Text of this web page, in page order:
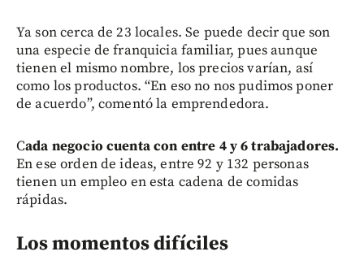
Ya son cerca de 23 locales. Se puede decir que son
una especie de franquicia familiar, pues aunque
tienen el mismo nombre, los precios varían, así
como los productos. “En eso no nos pudimos poner
de acuerdo”, comentó la emprendedora.
Cada negocio cuenta con entre 4 y 6 trabajadores.
En ese orden de ideas, entre 92 y 132 personas
tienen un empleo en esta cadena de comidas
rápidas.
Los momentos difíciles